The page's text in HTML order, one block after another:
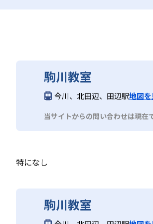
駒川教室
今川、北田辺、田辺駅地図
当サイトからの問い合わせは現在
特になし
駒川教室